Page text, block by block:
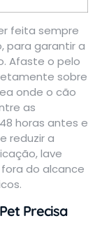
feita sempre
para garantir a
Afaste o pelo
sobre
onde o cão
as
horas antes e
reduzir a
lave
do alcance
Precisa